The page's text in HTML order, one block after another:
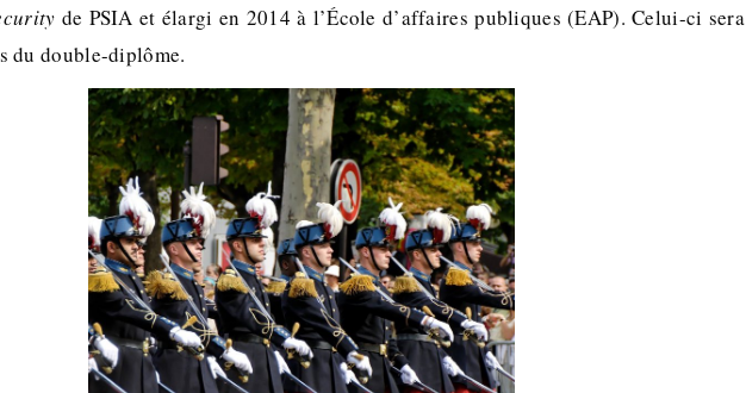
de PSIA et élargi en 2014 à l’École d’affaires publiques (EAP). Celui-ci sera
du double-diplôme.